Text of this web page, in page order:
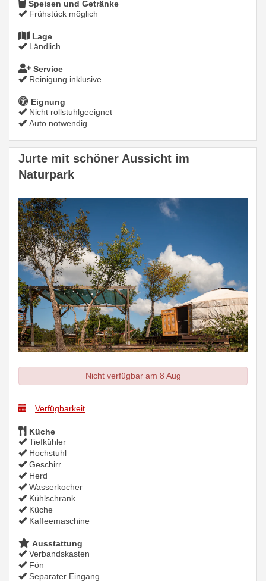
Speisen und Getränke
Frühstück möglich
Lage
Ländlich
Service
Reinigung inklusive
Eignung
Nicht rollstuhlgeeignet
Auto notwendig
Jurte mit schöner Aussicht im
Naturpark
Nicht verfügbar am 8 Aug
Verfügbarkeit
Küche
Tiefkühler
Hochstuhl
Geschirr
Herd
Wasserkocher
Kühlschrank
Küche
Kaffeemaschine
Ausstattung
Verbandskasten
Fön
Separater Eingang